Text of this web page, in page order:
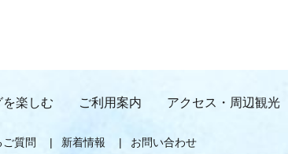
楽しむ ご利用案内 アクセス・周辺観光
ご質問 新着情報 お問い合わせ